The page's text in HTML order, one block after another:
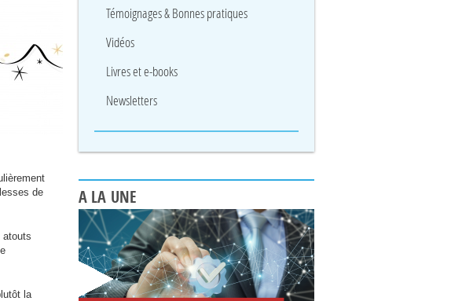
de
atouts
la
Témoignages & Bonnes pratiques
Vidéos
Livres et e-books
Newsletters
A LA UNE